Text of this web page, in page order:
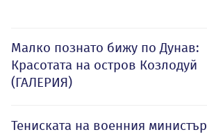
Малко познато бижу по Дунав:
Красотата на остров Козлодуй
(ГАЛЕРИЯ)
Тениската на военния министър